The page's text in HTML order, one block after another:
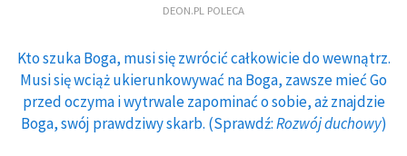
DEON.PL POLECA
Kto szuka Boga, musi się zwrócić całkowicie do wewnątrz.
Musi się wciąż ukierunkowywać na Boga, zawsze mieć Go
przed oczyma i wytrwale zapominać o sobie, aż znajdzie
Boga, swój prawdziwy skarb. (Sprawdź:Rozwój duchowy)